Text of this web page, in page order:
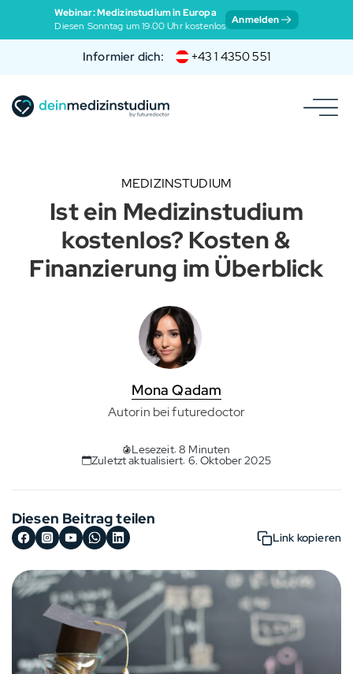
Webinar: Medizinstudium in Europa
Diesen Sonntag um 19:00 Uhr kostenlos Anmelden
Informier dich: +43 1 4350 551
MEDIZINSTUDIUM
Ist ein Medizinstudium
kostenlos? Kosten &
Finanzierung im Überblick
Mona Qadam
Autorin bei futuredoctor
Lesezeit: 8 Minuten
Zuletzt aktualisiert: 6. Oktober 2025
Diesen Beitrag teilen
Link kopieren